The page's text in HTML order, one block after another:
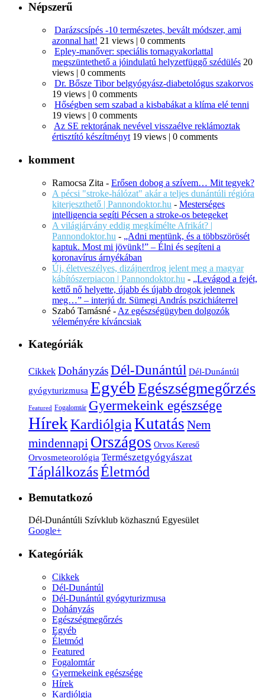
Népszerű
Darázscsípés -10 természetes, bevált módszer, ami
azonnal hat! 21 views | 0 comments
Epley-manőver: speciális tornagyakorlattal
megszüntethető a jóindulatú helyzetfüggő szédülés 20
views | 0 comments
Dr. Bősze Tibor belgyógyász-diabetológus szakorvos
19 views | 0 comments
Hőségben sem szabad a kisbabákat a klíma elé tenni
19 views | 0 comments
Az SE rektorának nevével visszaélve reklámoztak
értisztító készítményt 19 views | 0 comments
komment
Ramocsa Zita - Erősen dobog a szívem… Mit tegyek?
A pécsi "stroke-hálózat" akár a teljes dunántúli régióra
kiterjeszthető | Pannondoktor.hu - Mesterséges
intelligencia segíti Pécsen a stroke-os betegeket
A világjárvány eddig megkímélte Afrikát? |
Pannondoktor.hu - „Adni mentünk, és a többszörösét
kaptuk. Most mi jövünk!” – Élni és segíteni a
koronavírus árnyékában
Új, életveszélyes, dizájnerdrog jelent meg a magyar
kábítószerpiacon | Pannondoktor.hu - „Levágod a fejét,
kettő nő helyette, újabb és újabb drogok jelennek
meg…” – interjú dr. Sümegi András pszichiáterrel
Szabó Tamásné - Az egészségügyben dolgozók
véleményére kíváncsiak
Kategóriák
Cikkek DohányzásDél-Dunántúl Dél-Dunántúl
gyógyturizmusa EgyébEgészségmegőrzés
Featured Fogalomtár Gyermekeink egészsége
HírekKardiólgia Kutatás Nem
mindennapi Országos Orvos Kereső
Orvosmeteorológia Természetgyógyászat
TáplálkozásÉletmód
Bemutatkozó
Dél-Dunántúli Szívklub közhasznú Egyesület
Google+
Kategóriák
Cikkek
Dél-Dunántúl
Dél-Dunántúl gyógyturizmusa
Dohányzás
Egészségmegőrzés
Egyéb
Életmód
Featured
Fogalomtár
Gyermekeink egészsége
Hírek
Kardiólgia